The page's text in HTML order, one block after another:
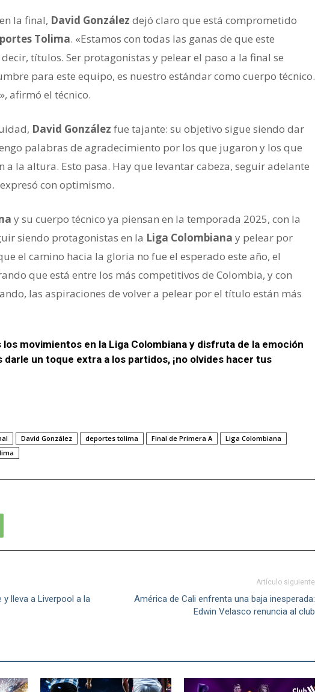
la final, David González dejó claro que está comprometido
Tolima. «Estamos con todas las ganas de que este
títulos. Ser protagonistas y pelear el paso a la final se
para este equipo, es nuestro estándar como cuerpo técnico.
afirmó el técnico.
David González fue tajante: su objetivo sigue siendo dar
palabras de agradecimiento por los que jugaron y los que
a la altura. Esto pasa. Hay que levantar cabeza, seguir adelante
con optimismo.
y su cuerpo técnico ya piensan en la temporada 2025, con la
siendo protagonistas en la Liga Colombiana y pelear por
el camino hacia la gloria no fue el esperado este año, el
que está entre los más competitivos de Colombia, y con
las aspiraciones de volver a pelear por el título están más
los movimientos en la Liga Colombiana y disfruta de la emoción
darle un toque extra a los partidos, ¡no olvides hacer tus
David González deportes tolima Final de Primera A
Liga Colombiana
lleva a Liverpool a la
Artículo siguiente
América de Cali enfrenta una baja inesperada:
Edwin Velasco renuncia al club